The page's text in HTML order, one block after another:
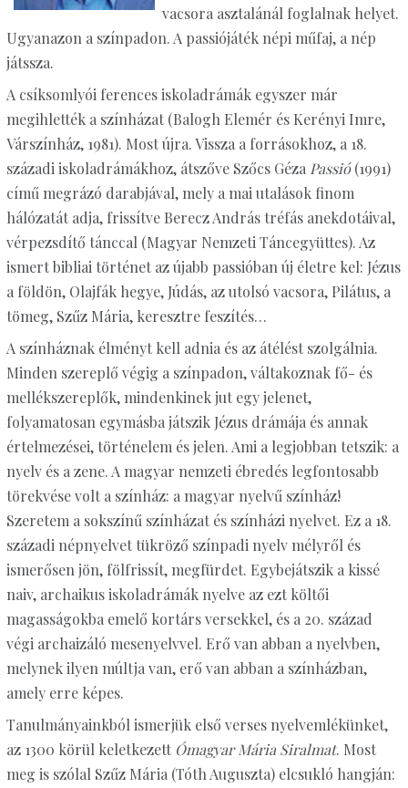
vacsora asztalánál foglalnak helyet.
Ugyanazon a színpadon. A passiójáték népi műfaj, a nép
játssza.
A csíksomlyói ferences iskoladrámák egyszer már
megihlették a színházat (Balogh Elemér és Kerényi Imre,
Várszínház, 1981). Most újra. Vissza a forrásokhoz, a 18.
századi iskoladrámákhoz, átszőve Szőcs Géza Passió(1991)
című megrázó darabjával, mely a mai utalások finom
hálózatát adja, frissítve Berecz András tréfás anekdotáival,
vérpezsdítő tánccal (Magyar Nemzeti Táncegyüttes). Az
ismert bibliai történet az újabb passióban új életre kel: Jézus
a földön, Olajfák hegye, Júdás, az utolsó vacsora, Pilátus, a
tömeg, Szűz Mária, keresztre feszítés…
A színháznak élményt kell adnia és az átélést szolgálnia.
Minden szereplő végig a színpadon, váltakoznak fő- és
mellékszereplők, mindenkinek jut egy jelenet,
folyamatosan egymásba játszik Jézus drámája és annak
értelmezései, történelem és jelen. Ami a legjobban tetszik: a
nyelv és a zene. A magyar nemzeti ébredés legfontosabb
törekvése volt a színház: a magyar nyelvű színház!
Szeretem a sokszínű színházat és színházi nyelvet. Ez a 18.
századi népnyelvet tükröző színpadi nyelv mélyről és
ismerősen jön, fölfrissít, megfürdet. Egybejátszik a kissé
naiv, archaikus iskoladrámák nyelve az ezt költői
magasságokba emelő kortárs versekkel, és a 20. század
végi archaizáló mesenyelvvel. Erő van abban a nyelvben,
melynek ilyen múltja van, erő van abban a színházban,
amely erre képes.
Tanulmányainkból ismerjük első verses nyelvemlékünket,
az 1300 körül keletkezett Ómagyar Mária Siralmat. Most
meg is szólal Szűz Mária (Tóth Auguszta) elcsukló hangján: